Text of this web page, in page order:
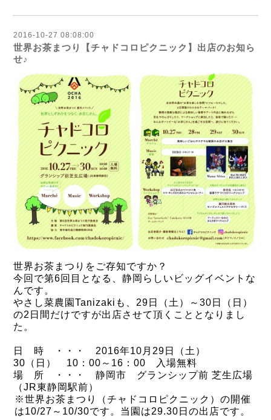
2016-10-27 08:08:00
世界お茶まつり【チャドコロピクニック】出店のお知ら
せ♪
世界お茶まつりをご存知ですか？
今回で第6回目となる、静岡らしいビッグイベントな
んです。
やさし菜農園Tanizakiも、29日（土）～30日（日）
の2日間だけですが出店させて頂くこととなりまし
た。
日 時 ・・・ 2016年10月29日（土）
30（日） 10：00～16：00 入場無料
場 所 ・・・ 静岡市 グランシップ前 芝生広場
（JR東静岡駅前）
※世界お茶まつり（チャドコロピクニック）の開催
は10/27～10/30です。当園は29.30日の出店です。